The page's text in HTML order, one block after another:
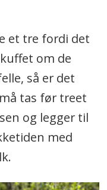
et tre fordi det
om de
så er det
tas før treet
og legger til
med